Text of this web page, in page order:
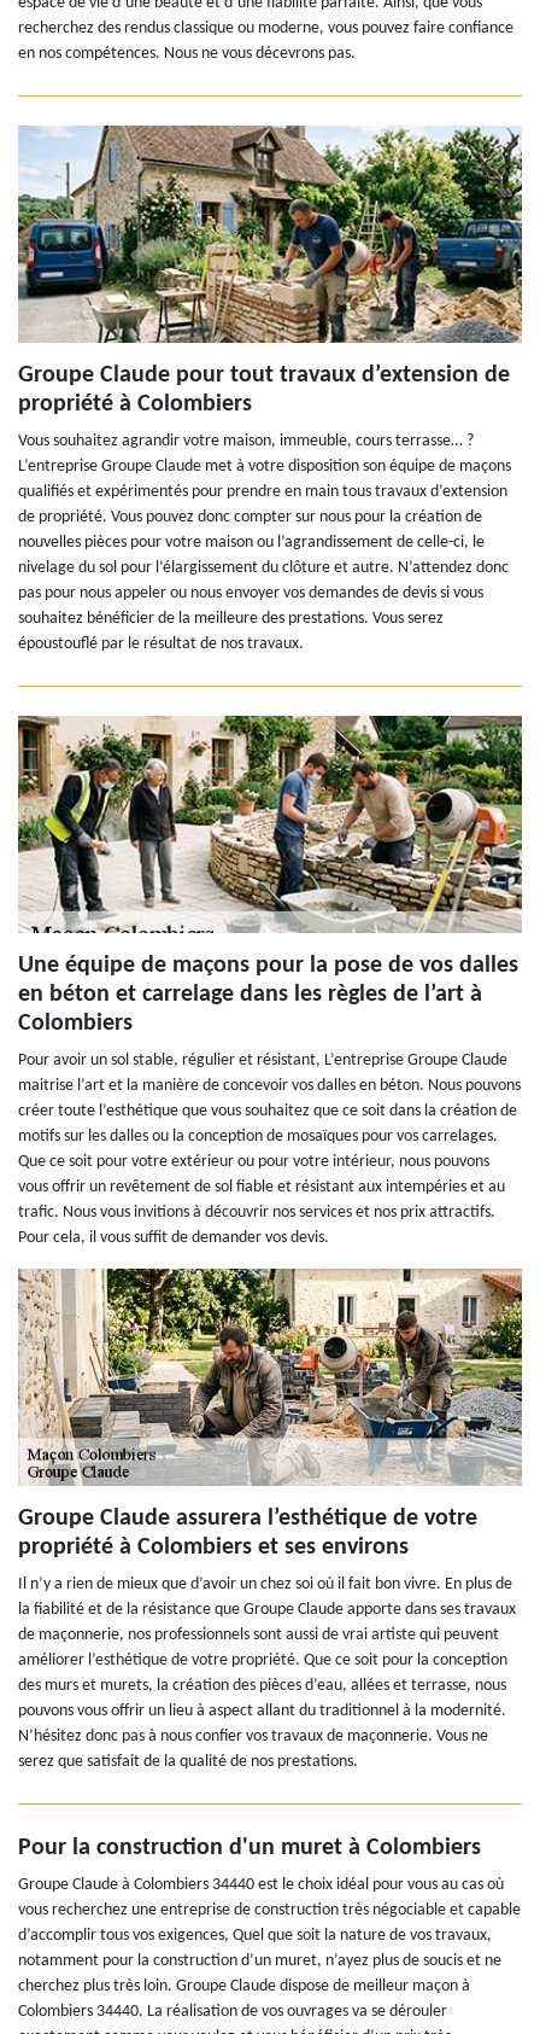
recherchez des rendus classique ou moderne, vous pouvez faire confiance
en nos compétences. Nous ne vous décevrons pas.
Groupe Claude pour tout travaux d’extension de
propriété à Colombiers
Vous souhaitez agrandir votre maison, immeuble, cours terrasse… ?
L’entreprise Groupe Claude met à votre disposition son équipe de maçons
qualifiés et expérimentés pour prendre en main tous travaux d’extension
de propriété. Vous pouvez donc compter sur nous pour la création de
nouvelles pièces pour votre maison ou l’agrandissement de celle-ci, le
nivelage du sol pour l’élargissement du clôture et autre. N’attendez donc
pas pour nous appeler ou nous envoyer vos demandes de devis si vous
souhaitez bénéficier de la meilleure des prestations. Vous serez
époustouflé par le résultat de nos travaux.
Une équipe de maçons pour la pose de vos dalles
en béton et carrelage dans les règles de l’art à
Colombiers
Pour avoir un sol stable, régulier et résistant, L’entreprise Groupe Claude
maitrise l’art et la manière de concevoir vos dalles en béton. Nous pouvons
créer toute l’esthétique que vous souhaitez que ce soit dans la création de
motifs sur les dalles ou la conception de mosaïques pour vos carrelages.
Que ce soit pour votre extérieur ou pour votre intérieur, nous pouvons
vous offrir un revêtement de sol fiable et résistant aux intempéries et au
trafic. Nous vous invitions à découvrir nos services et nos prix attractifs.
Pour cela, il vous suffit de demander vos devis.
Groupe Claude assurera l’esthétique de votre
propriété à Colombiers et ses environs
Il n’y a rien de mieux que d’avoir un chez soi où il fait bon vivre. En plus de
la fiabilité et de la résistance que Groupe Claude apporte dans ses travaux
de maçonnerie, nos professionnels sont aussi de vrai artiste qui peuvent
améliorer l’esthétique de votre propriété. Que ce soit pour la conception
des murs et murets, la création des pièces d’eau, allées et terrasse, nous
pouvons vous offrir un lieu à aspect allant du traditionnel à la modernité.
N’hésitez donc pas à nous confier vos travaux de maçonnerie. Vous ne
serez que satisfait de la qualité de nos prestations.
Pour la construction d'un muret à Colombiers
Groupe Claude à Colombiers 34440 est le choix idéal pour vous au cas où
vous recherchez une entreprise de construction très négociable et capable
d’accomplir tous vos exigences, Quel que soit la nature de vos travaux,
notamment pour la construction d’un muret, n’ayez plus de soucis et ne
cherchez plus très loin. Groupe Claude dispose de meilleur maçon à
Colombiers 34440. La réalisation de vos ouvrages va se dérouler